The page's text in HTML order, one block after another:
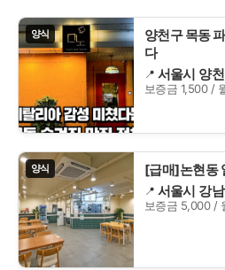
양식
양천구 목동
다
서울시 양
보증금 1,500 /
양식
[급매]논현동
서울시 강
보증금 5,000 /